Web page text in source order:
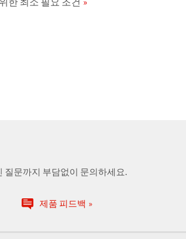
질문까지 부담없이 문의하세요.
제품 피드백